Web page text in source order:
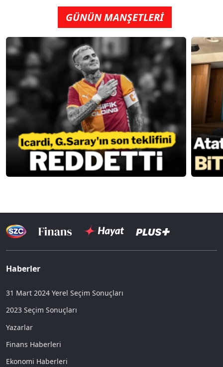
GÜNÜN MANŞETLERİ
Haberler
31 Mart 2024 Yerel Seçim Sonuçları
2023 Seçim Sonuçları
Yazarlar
Finans Haberleri
Ekonomi Haberleri